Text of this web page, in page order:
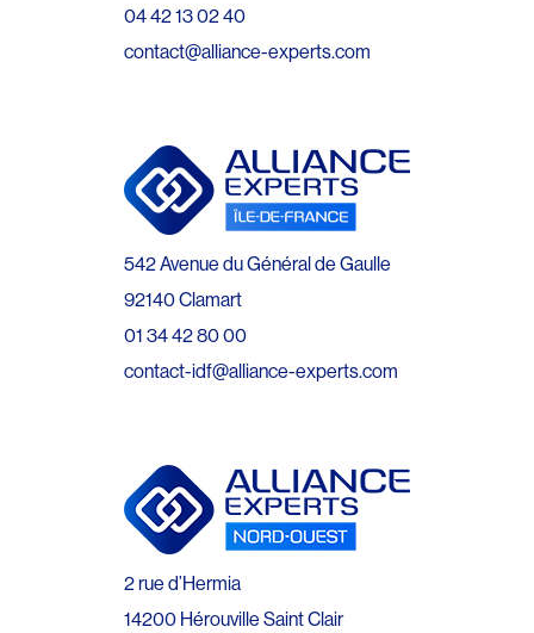
04 42 13 02 40
contact@alliance-experts.com
542 Avenue du Général de Gaulle
92140 Clamart
01 34 42 80 00
contact-idf@alliance-experts.com
2 rue d’Hermia
14200 Hérouville Saint Clair